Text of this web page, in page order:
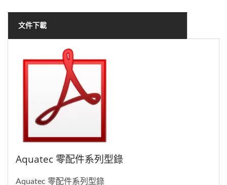
文件下載
Aquatec 零配件系列型錄
Aquatec 零配件系列型錄